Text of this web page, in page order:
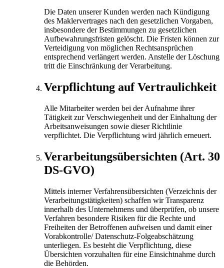
Die Daten unserer Kunden werden nach Kündigung
des Maklervertrages nach den gesetzlichen Vorgaben,
insbesondere der Bestimmungen zu gesetzlichen
Aufbewahrungs­fristen gelöscht. Die Fristen können zur
Verteidigung von möglichen Rechtsansprüchen
entsprechend verlängert werden. Anstelle der Löschung
tritt die Einschränkung der Verarbeitung.
Verpflichtung auf Vertraulichkeit
Alle Mitarbeiter werden bei der Aufnahme ihrer
Tätigkeit zur Verschwiegenheit und der Einhaltung der
Arbeitsanweisungen sowie dieser Richtlinie
verpflichtet. Die Verpflichtung wird jährlich erneuert.
Verarbeitungsübersichten (Art. 30
DS-GVO)
Mittels interner Verfahrensübersichten (Verzeichnis der
Verarbeitungstätigkeiten) schaffen wir Transparenz
innerhalb des Unternehmens und überprüfen, ob unsere
Verfahren besondere Risiken für die Rechte und
Freiheiten der Betroffenen aufweisen und damit einer
Vorabkontrolle/ Datenschutz-Folgeabschätzung
unterliegen. Es besteht die Verpflichtung, diese
Übersichten vorzuhalten für eine Einsichtnahme durch
die Behörden.